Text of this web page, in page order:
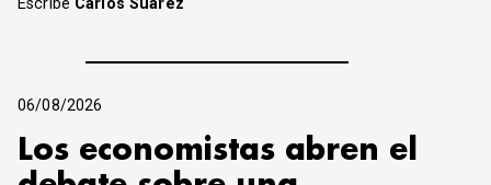
Escribe Carlos Suárez
06/08/2026
Los economistas abren el